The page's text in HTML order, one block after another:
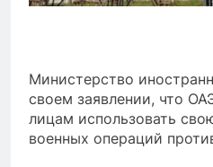
Министерство
своем заявлении, что
лицам использовать
военных операций